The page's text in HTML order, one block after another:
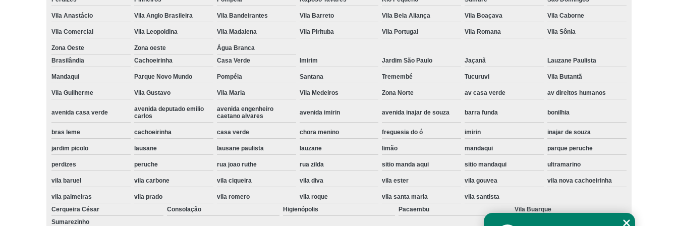
Instalação de Maquina de Lavar Roupa
Instalação de Maquina de Lavar Samsung
Instalação Eletrica Maquina de Lavar Roupa
Instalação Maquina de Lavar Roupa
Instalação para Maquina de Lavar Roupa
Instalar Maquina de Lavar Samsung
Instalar Maquina Lavar Roupa
Maquina de Lavar Roupa Instalação
Samsung Instalação Maquina de Lavar
Instalação de Lava e Seca
Instalação de Lava e Seca Samsung
Instalação de Maquina Lava e Seca
Instalação Lava e Seca
Instalação Lava e Seca Samsung
Instalação Lava Seca
Instalação Maquina Lava e Seca
Instalação Maquina Lava e Seca Samsung
Instalação Samsung Lava e Seca
Lava e Seca Instalação
Lava e Seca Samsung Instalação
Samsung Instalação Lava e Seca
Manutenção de Fogão
Manutenção de Fogão a Gas
Manutenção de Fogão Electrolux
Manutenção em Fogão
Vila Anastácio Vila Anglo Brasileira Vila Bandeirantes Vila Barreto Vila Bela Aliança Vila Boaçava Vila Caborne
Vila Comercial Vila Leopoldina Vila Madalena Vila Pirituba Vila Portugal Vila Romana Vila Sônia
Zona Oeste Zona oeste
Água Branca
Brasilândia
Cachoeirinha Casa Verde Imirim Jardim São Paulo Jaçanã Lauzane Paulista
Mandaqui Parque Novo Mundo Pompéia Santana Tremembé Tucuruvi Vila Butantã
Vila Guilherme Vila Gustavo Vila Maria Vila Medeiros Zona Norte av casa verde av direitos humanos
avenida casa verde
avenida deputado emilio
carlos
avenida engenheiro
caetano alvares
avenida imirin avenida inajar de souza barra funda bonilhia
bras leme cachoeirinha casa verde chora menino freguesia do ó imirin inajar de souza
jardim picolo lausane lausane paulista lauzane limão mandaqui parque peruche
perdizes peruche rua joao ruthe rua zilda sitio manda aqui sitio mandaqui ultramarino
vila baruel vila carbone vila ciqueira vila diva vila ester vila gouvea vila nova cachoeirinha
vila palmeiras vila prado vila romero vila roque vila santa maria
vila santista
Cerqueira César
Consolação Higienópolis Pacaembu
Vila Buarque
Sumarezinho